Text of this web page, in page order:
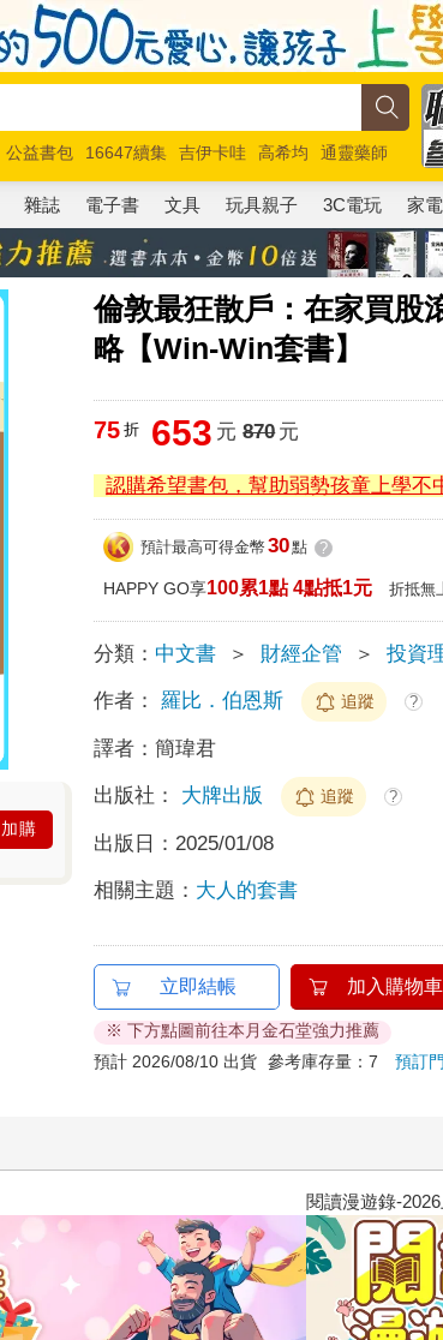
公益書包 16647續集 吉伊卡哇 高希均
通靈藥師
馬斯克 玩具總動員5 超慢跑
雜誌 電子書 文具 玩具親子 3C電玩 家電
倫敦最狂散戶：在家買股
略【Win-Win套書】
加購
75 折 653 元 870元
認購希望書包，幫助弱勢孩童上學不
預計最高可得金幣 30點 ?
HAPPY GO享100累1點 4點抵1元 折抵無
分類： 中文書 ＞ 財經企管 ＞ 投資
作者： 羅比．伯恩斯 追蹤 ?
譯者：簡瑋君
出版社： 大牌出版 追蹤 ?
出版日： 2025/01/08
相關主題： 大人的套書
立即結帳 加入購物車
※ 下方點圖前往本月金石堂強力推薦
預計 2026/08/10 出貨 參考庫存量：7預訂
閱讀漫遊錄-2026上半年暢銷榜